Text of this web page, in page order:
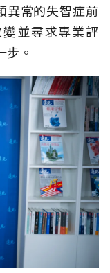
異常的失智症前
並尋求專業評
。